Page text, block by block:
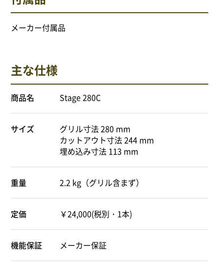
メーカー付属品
主な仕様
商品名 Stage 280C
サイズ
グリル寸法 280 mm
カットアウト寸法 244 mm
埋め込み寸法 113 mm
重量 2.2 kg（グリル含まず）
定価 ￥24,000(税別・1本)
機能保証 メーカー保証